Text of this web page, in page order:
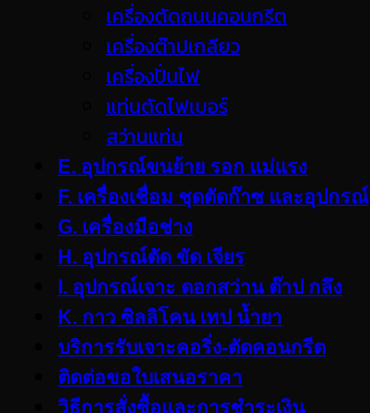
เครื่องตัดถนนคอนกรีต
เครื่องต๊าปเกลียว
เครื่องปั่นไฟ
แท่นตัดไฟเบอร์
สว่านแท่น
E. อุปกรณ์ขนย้าย รอก แม่แรง
F. เครื่องเชื่อม ชุดตัดก๊าซ และอุปกรณ์
G. เครื่องมือช่าง
H. อุปกรณ์ตัด ขัด เจียร
I. อุปกรณ์เจาะ ดอกสว่าน ต๊าป กลึง
K. กาว ซิลลิโคน เทป น้ำยา
บริการรับเจาะคอริ่ง-ตัดคอนกรีต
ติดต่อขอใบเสนอราคา
วิธีการสั่งซื้อและการชำระเงิน